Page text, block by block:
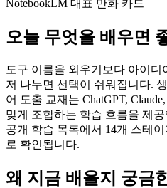
NotebookLM 대표 만화 카드
오늘 무엇을 배우면
도구 이름을 외우기보다 아이디
저 나누면 선택이 쉬워집니다.
어 도출 교재는 ChatGPT,
맞게 조합하는 학습 흐름을 제
공개 학습 목록에서 14개 스테
로 확인됩니다.
왜 지금 배울지 궁금